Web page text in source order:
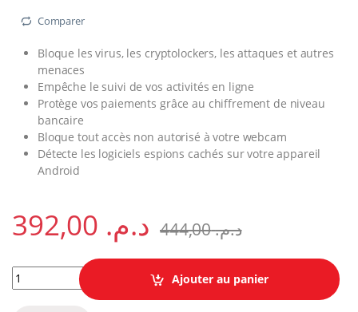
Comparer
Bloque les virus, les cryptolockers, les attaques et autres
menaces
Empêche le suivi de vos activités en ligne
Protège vos paiements grâce au chiffrement de niveau
bancaire
Bloque tout accès non autorisé à votre webcam
Détecte les logiciels espions cachés sur votre appareil
Android
د.م. د.م.444,00
Kaspersky Anti-virus - 5 Postes / 1 an quantity
Ajouter au panier